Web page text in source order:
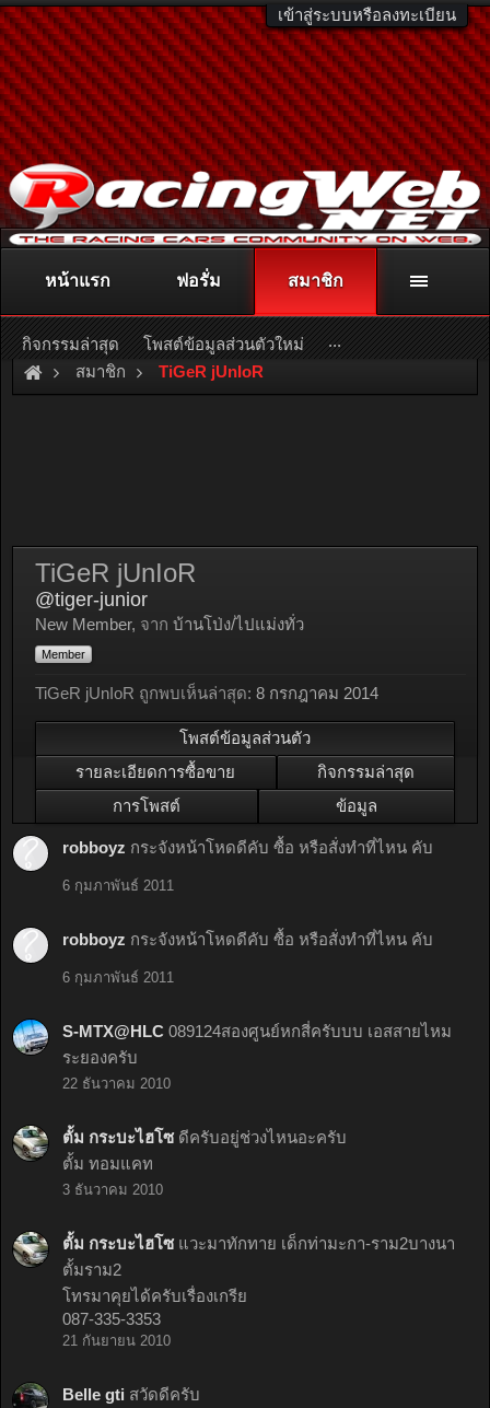
เข้าสู่ระบบหรือลงทะเบียน
ติดต่อลงโฆษณา racingweb@gmail.comหรือโทร. 081-811-1138
หรืออ่านรายละเอียดเพิ่มเติม คลิกที่นี่
สมาชิก TiGeR jUnIoR
TiGeR jUnIoR
@tiger-junior
New Member, จาก บ้านโป่ง/ไปแม่งทั่ว
Member
TiGeR jUnIoR ถูกพบเห็นล่าสุด: 8 กรกฎาคม 2014
โพสต์ข้อมูลส่วนตัว
รายละเอียดการซื้อขาย
กิจกรรมล่าสุด
การโพสต์
ข้อมูล
robboyz กระจังหน้าโหดดีคับ ซื้อ หรือสั่งทำที่ไหน คับ
6 กุมภาพันธ์ 2011
robboyz กระจังหน้าโหดดีคับ ซื้อ หรือสั่งทำที่ไหน คับ
6 กุมภาพันธ์ 2011
S-MTX@HLC 089124สองศูนย์หกสี่ครับบบ เอสสายไหม
ระยองครับ
22 ธันวาคม 2010
ตั้ม กระบะไฮโซ ดีครับอยู่ช่วงไหนอะครับ
ตั้ม ทอมแคท
3 ธันวาคม 2010
ตั้ม กระบะไฮโซ แวะมาทักทาย เด็กท่ามะกา-ราม2บางนา
ตั้มราม2
โทรมาคุยได้ครับเรื่องเกรีย
087-335-3353
21 กันยายน 2010
Belle gti สวัดดีครับ
หน้าแรก ฟอรั่ม สมาชิก
กิจกรรมล่าสุด โพสต์ข้อมูลส่วนตัวใหม่ ...